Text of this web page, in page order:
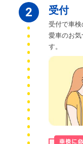
2 受付
受付で車検
愛車のお気
す。